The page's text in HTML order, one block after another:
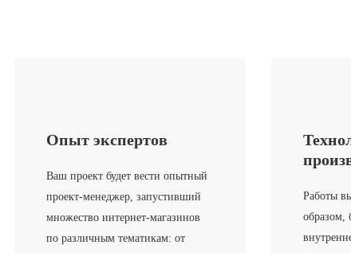
Опыт экспертов
Ваш проект будет вести опытный
проект-менеджер, запустивший
множество интернет-магазинов
по различным тематикам: от
Работы
образом,